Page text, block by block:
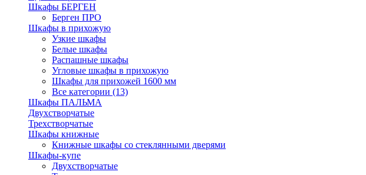
Шкафы БЕРГЕН
Берген ПРО
Шкафы в прихожую
Узкие шкафы
Белые шкафы
Распашные шкафы
Угловые шкафы в прихожую
Шкафы для прихожей 1600 мм
Все категории (13)
Шкафы ПАЛЬМА
Двухстворчатые
Трехстворчатые
Шкафы книжные
Книжные шкафы со стеклянными дверями
Шкафы-купе
Двухстворчатые